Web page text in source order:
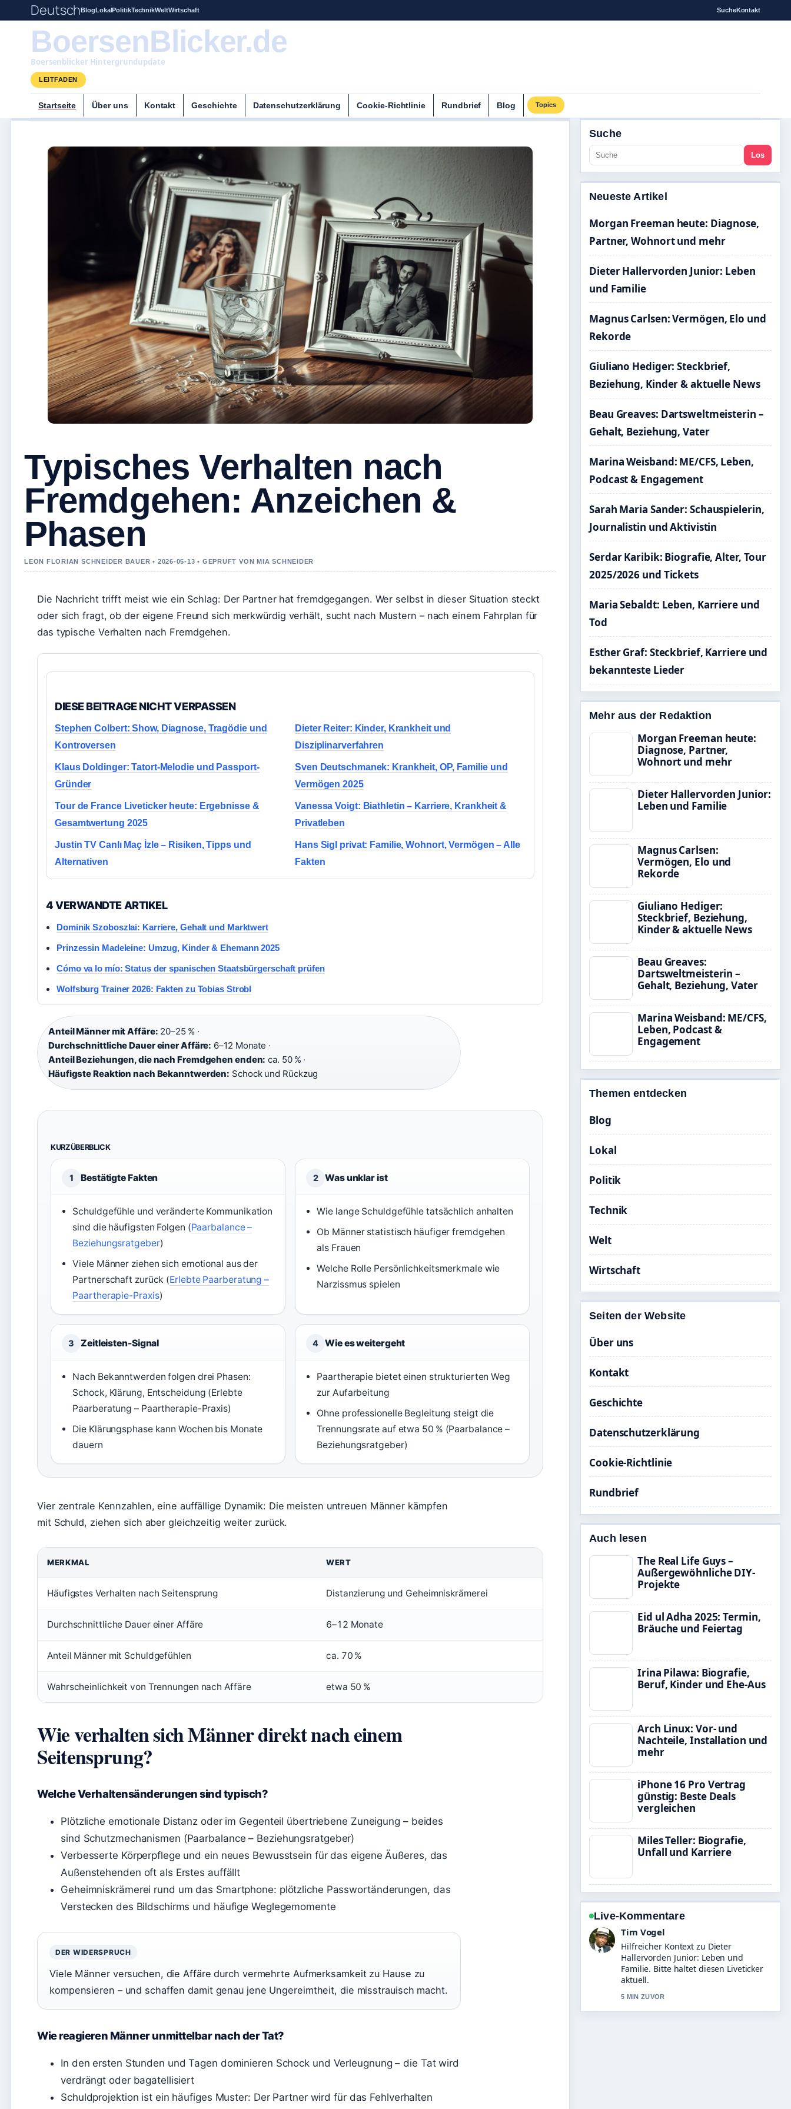
DeutschBlogLokalPolitikTechnikWeltWirtschaft SucheKontakt
BoersenBlicker.de
Boersenblicker Hintergrundupdate
LEITFADEN
Startseite Über uns Kontakt Geschichte Datenschutzerklärung Cookie-Richtlinie Rundbrief Blog Topics
Typisches Verhalten nach
Fremdgehen: Anzeichen &
Phasen
LEON FLORIAN SCHNEIDER BAUER • 2026-05-13 • GEPRUFT VON MIA SCHNEIDER
Die Nachricht trifft meist wie ein Schlag: Der Partner hat fremdgegangen. Wer selbst in dieser Situation steckt
oder sich fragt, ob der eigene Freund sich merkwürdig verhält, sucht nach Mustern – nach einem Fahrplan für
das typische Verhalten nach Fremdgehen.
DIESE BEITRAGE NICHT VERPASSEN
Stephen Colbert: Show, Diagnose, Tragödie und
Kontroversen
Dieter Reiter: Kinder, Krankheit und
Disziplinarverfahren
Klaus Doldinger: Tatort-Melodie und Passport-
Gründer
Sven Deutschmanek: Krankheit, OP, Familie und
Vermögen 2025
Tour de France Liveticker heute: Ergebnisse &
Gesamtwertung 2025
Vanessa Voigt: Biathletin – Karriere, Krankheit &
Privatleben
Justin TV Canlı Maç İzle – Risiken, Tipps und
Alternativen
Hans Sigl privat: Familie, Wohnort, Vermögen – Alle
Fakten
4 VERWANDTE ARTIKEL
Dominik Szoboszlai: Karriere, Gehalt und Marktwert
Prinzessin Madeleine: Umzug, Kinder & Ehemann 2025
Cómo va lo mío: Status der spanischen Staatsbürgerschaft prüfen
Wolfsburg Trainer 2026: Fakten zu Tobias Strobl
Anteil Männer mit Affäre: 20–25 % ·
Durchschnittliche Dauer einer Affäre: 6–12 Monate ·
Anteil Beziehungen, die nach Fremdgehen enden: ca. 50 % ·
Häufigste Reaktion nach Bekanntwerden: Schock und Rückzug
KURZÜBERBLICK
1 Bestätigte Fakten
Schuldgefühle und veränderte Kommunikation
sind die häufigsten Folgen (Paarbalance –
Beziehungsratgeber)
Viele Männer ziehen sich emotional aus der
Partnerschaft zurück (Erlebte Paarberatung –
Paartherapie-Praxis)
2 Was unklar ist
Wie lange Schuldgefühle tatsächlich anhalten
Ob Männer statistisch häufiger fremdgehen
als Frauen
Welche Rolle Persönlichkeitsmerkmale wie
Narzissmus spielen
3 Zeitleisten-Signal
Nach Bekanntwerden folgen drei Phasen:
Schock, Klärung, Entscheidung (Erlebte
Paarberatung – Paartherapie-Praxis)
Die Klärungsphase kann Wochen bis Monate
dauern
4 Wie es weitergeht
Paartherapie bietet einen strukturierten Weg
zur Aufarbeitung
Ohne professionelle Begleitung steigt die
Trennungsrate auf etwa 50 % (Paarbalance –
Beziehungsratgeber)
Vier zentrale Kennzahlen, eine auffällige Dynamik: Die meisten untreuen Männer kämpfen
mit Schuld, ziehen sich aber gleichzeitig weiter zurück.
MERKMAL WERT
Häufigstes Verhalten nach Seitensprung Distanzierung und Geheimniskrämerei
Durchschnittliche Dauer einer Affäre 6–12 Monate
Anteil Männer mit Schuldgefühlen ca. 70 %
Wahrscheinlichkeit von Trennungen nach Affäre etwa 50 %
Wie verhalten sich Männer direkt nach einem
Seitensprung?
Welche Verhaltensänderungen sind typisch?
Plötzliche emotionale Distanz oder im Gegenteil übertriebene Zuneigung – beides
sind Schutzmechanismen (Paarbalance – Beziehungsratgeber)
Verbesserte Körperpflege und ein neues Bewusstsein für das eigene Äußeres, das
Außenstehenden oft als Erstes auffällt
Geheimniskrämerei rund um das Smartphone: plötzliche Passwortänderungen, das
Verstecken des Bildschirms und häufige Weglegemomente
DER WIDERSPRUCH
Viele Männer versuchen, die Affäre durch vermehrte Aufmerksamkeit zu Hause zu
kompensieren – und schaffen damit genau jene Ungereimtheit, die misstrauisch macht.
Wie reagieren Männer unmittelbar nach der Tat?
In den ersten Stunden und Tagen dominieren Schock und Verleugnung – die Tat wird
verdrängt oder bagatellisiert
Schuldprojektion ist ein häufiges Muster: Der Partner wird für das Fehlverhalten
Suche
Los
Neueste Artikel
Morgan Freeman heute: Diagnose,
Partner, Wohnort und mehr
Dieter Hallervorden Junior: Leben
und Familie
Magnus Carlsen: Vermögen, Elo und
Rekorde
Giuliano Hediger: Steckbrief,
Beziehung, Kinder & aktuelle News
Beau Greaves: Dartsweltmeisterin –
Gehalt, Beziehung, Vater
Marina Weisband: ME/CFS, Leben,
Podcast & Engagement
Sarah Maria Sander: Schauspielerin,
Journalistin und Aktivistin
Serdar Karibik: Biografie, Alter, Tour
2025/2026 und Tickets
Maria Sebaldt: Leben, Karriere und
Tod
Esther Graf: Steckbrief, Karriere und
bekannteste Lieder
Mehr aus der Redaktion
Morgan Freeman heute:
Diagnose, Partner,
Wohnort und mehr
Dieter Hallervorden Junior:
Leben und Familie
Magnus Carlsen:
Vermögen, Elo und
Rekorde
Giuliano Hediger:
Steckbrief, Beziehung,
Kinder & aktuelle News
Beau Greaves:
Dartsweltmeisterin –
Gehalt, Beziehung, Vater
Marina Weisband: ME/CFS,
Leben, Podcast &
Engagement
Themen entdecken
Blog
Lokal
Politik
Technik
Welt
Wirtschaft
Seiten der Website
Über uns
Kontakt
Geschichte
Datenschutzerklärung
Cookie-Richtlinie
Rundbrief
Auch lesen
The Real Life Guys –
Außergewöhnliche DIY-
Projekte
Eid ul Adha 2025: Termin,
Bräuche und Feiertag
Irina Pilawa: Biografie,
Beruf, Kinder und Ehe-Aus
Arch Linux: Vor- und
Nachteile, Installation und
mehr
iPhone 16 Pro Vertrag
günstig: Beste Deals
vergleichen
Miles Teller: Biografie,
Unfall und Karriere
Live-Kommentare
Tim Vogel
Hilfreicher Kontext zu Dieter
Hallervorden Junior: Leben und
Familie. Bitte haltet diesen Liveticker
aktuell.
5 MIN ZUVOR